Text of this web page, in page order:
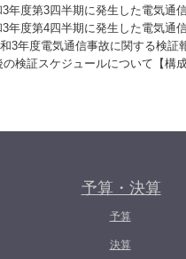
度第3四半期に発生した電気通
度第4四半期に発生した電気通
度電気通信事故に関する検証報
証スケジュールについて【構成
予算・決算
予算
決算